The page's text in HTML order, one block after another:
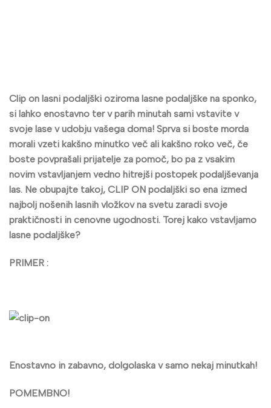
Clip on lasni podaljški oziroma lasne podaljške na sponko,
si lahko enostavno ter v parih minutah sami vstavite v
svoje lase v udobju vašega doma! Sprva si boste morda
morali vzeti kakšno minutko več ali kakšno roko več, če
boste povprašali prijatelje za pomoč, bo pa z vsakim
novim vstavljanjem vedno hitrejši postopek podaljševanja
las. Ne obupajte takoj, CLIP ON podaljški so ena izmed
najbolj nošenih lasnih vložkov na svetu zaradi svoje
praktičnosti in cenovne ugodnosti. Torej kako vstavljamo
lasne podaljške?
PRIMER :
Enostavno in zabavno, dolgolaska v samo nekaj minutkah!
POMEMBNO!